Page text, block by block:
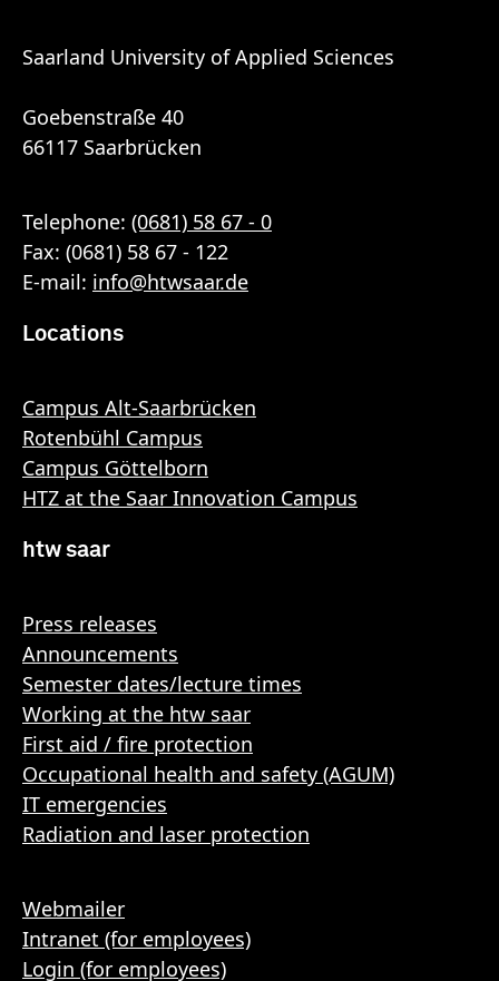
Saarland University of Applied Sciences
Goebenstraße 40
66117 Saarbrücken
Telephone: (0681) 58 67 - 0
Fax: (0681) 58 67 - 122
E-mail: info@htwsaar.de
Locations
Campus Alt-Saarbrücken
Rotenbühl Campus
Campus Göttelborn
HTZ at the Saar Innovation Campus
htw saar
Press releases
Announcements
Semester dates/lecture times
Working at the htw saar
First aid / fire protection
Occupational health and safety (AGUM)
IT emergencies
Radiation and laser protection
Webmailer
Intranet (for employees)
Login (for employees)